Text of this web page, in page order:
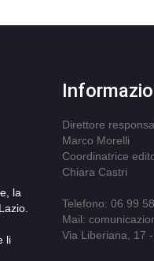
la
li
Direttore
Marco Morelli
Coordinatrice
Chiara Castri
Telefono: 06 99
Mail:
Via Liberiana, 17